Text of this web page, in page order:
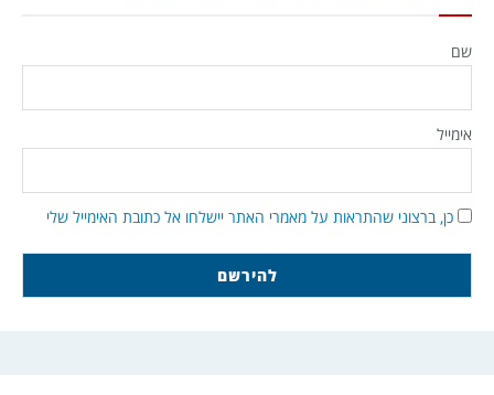
שם
אימייל
כן, ברצוני שהתראות על מאמרי האתר יישלחו אל כתובת האימייל שלי